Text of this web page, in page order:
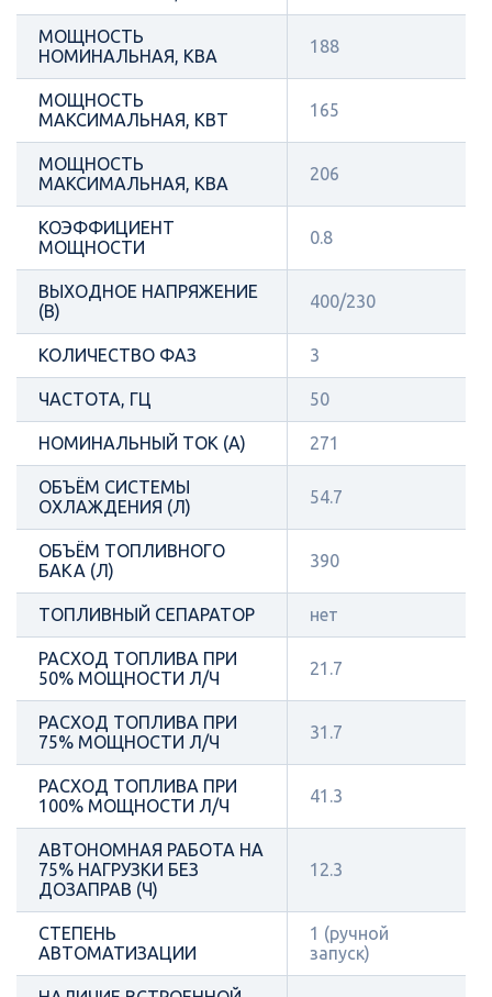
МОЩНОСТЬ
НОМИНАЛЬНАЯ, КВА
188
МОЩНОСТЬ
МАКСИМАЛЬНАЯ, КВТ
165
МОЩНОСТЬ
МАКСИМАЛЬНАЯ, КВА
206
КОЭФФИЦИЕНТ
МОЩНОСТИ
0.8
ВЫХОДНОЕ НАПРЯЖЕНИЕ
(В)
400/230
КОЛИЧЕСТВО ФАЗ 3
ЧАСТОТА, ГЦ 50
НОМИНАЛЬНЫЙ ТОК (А) 271
ОБЪЁМ СИСТЕМЫ
ОХЛАЖДЕНИЯ (Л)
54.7
ОБЪЁМ ТОПЛИВНОГО
БАКА (Л)
390
ТОПЛИВНЫЙ СЕПАРАТОР нет
РАСХОД ТОПЛИВА ПРИ
50% МОЩНОСТИ Л/Ч
21.7
РАСХОД ТОПЛИВА ПРИ
75% МОЩНОСТИ Л/Ч
31.7
РАСХОД ТОПЛИВА ПРИ
100% МОЩНОСТИ Л/Ч
41.3
АВТОНОМНАЯ РАБОТА НА
75% НАГРУЗКИ БЕЗ
ДОЗАПРАВ (Ч)
12.3
СТЕПЕНЬ
АВТОМАТИЗАЦИИ
1 (ручной
запуск)